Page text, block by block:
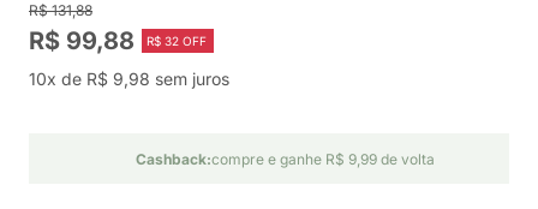
R$ 131,88
R$ 99,88 R$ 32 OFF
10x de R$ 9,98 sem juros
Cashback:compre e ganhe R$ 9,99 de volta